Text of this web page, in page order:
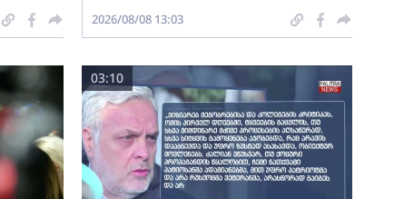
2026/08/08 13:03
03:10